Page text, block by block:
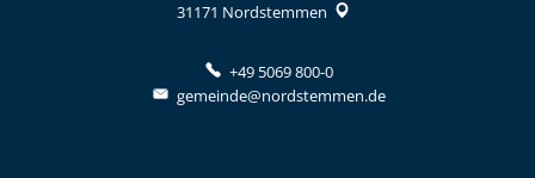
31171 Nordstemmen
+49 5069 800-0
gemeinde@nordstemmen.de